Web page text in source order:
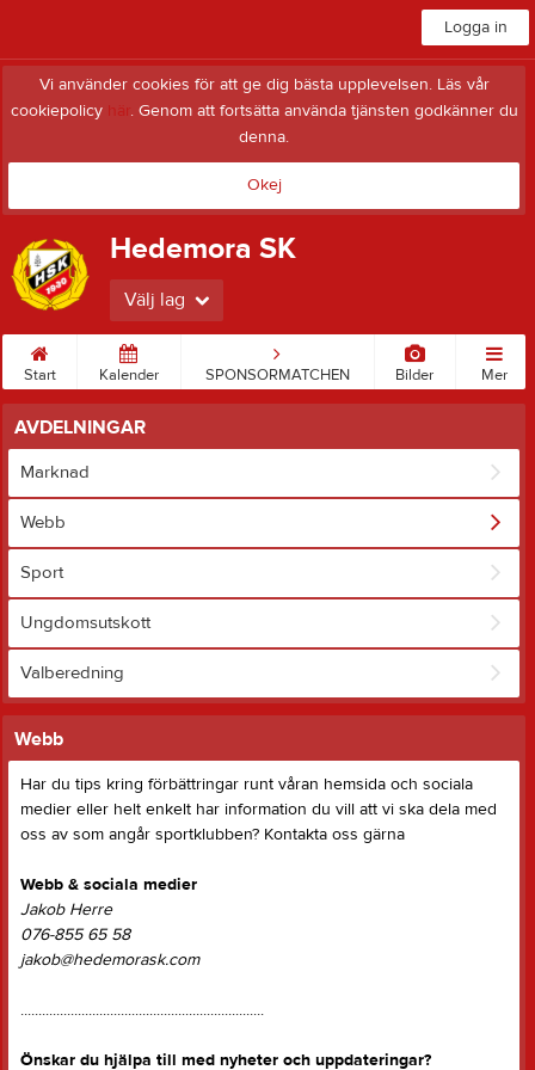
Logga in
Vi använder cookies för att ge dig bästa upplevelsen. Läs vår
cookiepolicy här. Genom att fortsätta använda tjänsten godkänner du
denna.
Okej
Hedemora SK
Välj lag
Start Kalender SPONSORMATCHEN Bilder Mer
AVDELNINGAR
Marknad
Webb
Sport
Ungdomsutskott
Valberedning
Webb
Har du tips kring förbättringar runt våran hemsida och sociala
medier eller helt enkelt har information du vill att vi ska dela med
oss av som angår sportklubben? Kontakta oss gärna
Webb & sociala medier
Jakob Herre
076-855 65 58
jakob@hedemorask.com
....................................................................
Önskar du hjälpa till med nyheter och uppdateringar?